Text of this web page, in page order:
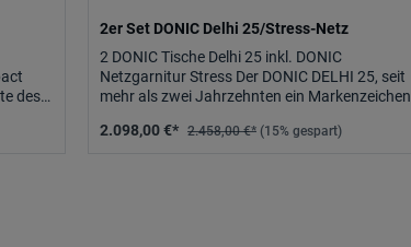
des
2er Set DONIC Delhi 25/Stress-Netz
2 DONIC Tische Delhi 25 inkl. DONIC
Netzgarnitur Stress Der DONIC DELHI 25, seit
mehr als zwei Jahrzehnten ein Markenzeichen
2.098,00 €* 2.458,00 €* (15% gespart)